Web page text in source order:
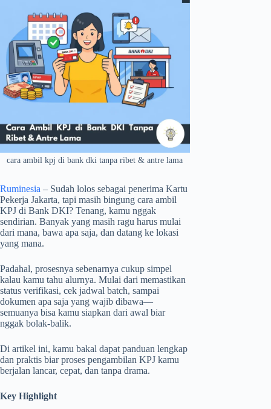
cara ambil kpj di bank dki tanpa ribet & antre lama
Ruminesia – Sudah lolos sebagai penerima Kartu
Pekerja Jakarta, tapi masih bingung cara ambil
KPJ di Bank DKI? Tenang, kamu nggak
sendirian. Banyak yang masih ragu harus mulai
dari mana, bawa apa saja, dan datang ke lokasi
yang mana.
Padahal, prosesnya sebenarnya cukup simpel
kalau kamu tahu alurnya. Mulai dari memastikan
status verifikasi, cek jadwal batch, sampai
dokumen apa saja yang wajib dibawa—
semuanya bisa kamu siapkan dari awal biar
nggak bolak-balik.
Di artikel ini, kamu bakal dapat panduan lengkap
dan praktis biar proses pengambilan KPJ kamu
berjalan lancar, cepat, dan tanpa drama.
Key Highlight